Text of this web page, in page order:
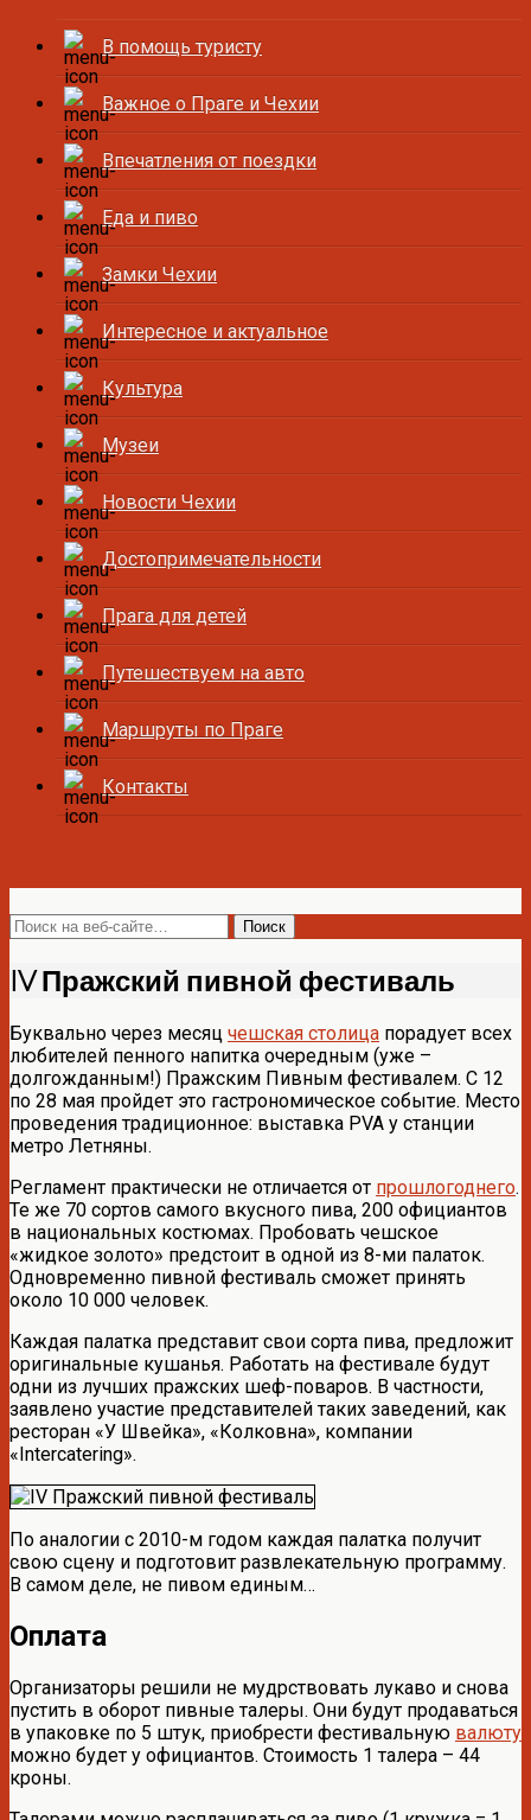
В помощь туристу
Важное о Праге и Чехии
Впечатления от поездки
Еда и пиво
Замки Чехии
Интересное и актуальное
Культура
Музеи
Новости Чехии
Достопримечательности
Прага для детей
Путешествуем на авто
Маршруты по Праге
Контакты
IV Пражский пивной фестиваль
Буквально через месяц чешская столица порадует всех
любителей пенного напитка очередным (уже –
долгожданным!) Пражским Пивным фестивалем. С 12
по 28 мая пройдет это гастрономическое событие. Место
проведения традиционное: выставка PVA у станции
метро Летняны.
Регламент практически не отличается от прошлогоднего.
Те же 70 сортов самого вкусного пива, 200 официантов
в национальных костюмах. Пробовать чешское
«жидкое золото» предстоит в одной из 8-ми палаток.
Одновременно пивной фестиваль сможет принять
около 10 000 человек.
Каждая палатка представит свои сорта пива, предложит
оригинальные кушанья. Работать на фестивале будут
одни из лучших пражских шеф-поваров. В частности,
заявлено участие представителей таких заведений, как
ресторан «У Швейка», «Колковна», компании
«Intercatering».
По аналогии с 2010-м годом каждая палатка получит
свою сцену и подготовит развлекательную программу.
В самом деле, не пивом единым…
Оплата
Организаторы решили не мудрствовать лукаво и снова
пустить в оборот пивные талеры. Они будут продаваться
в упаковке по 5 штук, приобрести фестивальную валюту
можно будет у официантов. Стоимость 1 талера – 44
кроны.